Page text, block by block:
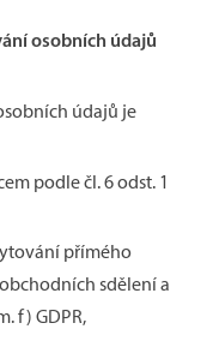
osobních údajů
údajů je
podle čl. 6 odst. 1
přímého
sdělení a
f) GDPR,